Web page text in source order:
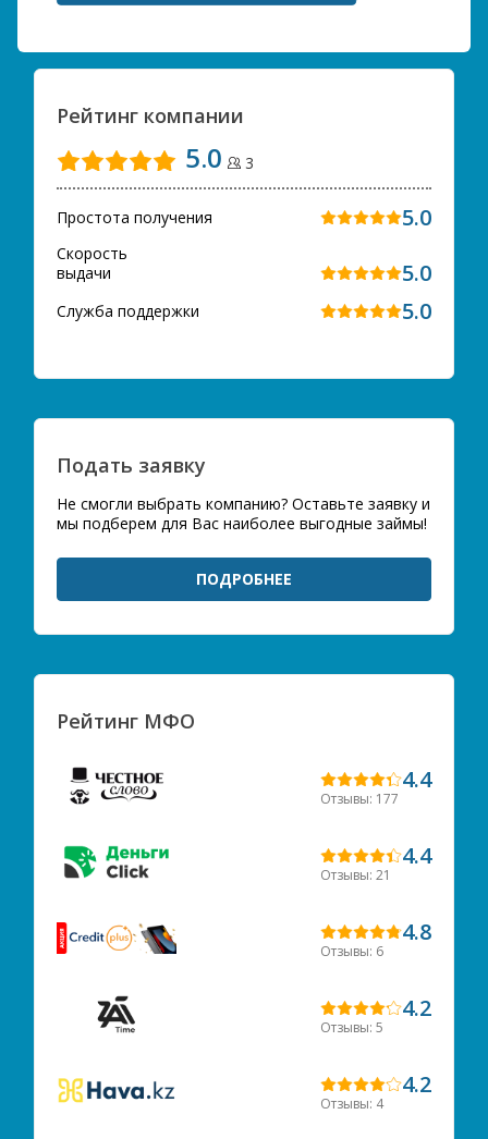
Рейтинг компании
5.0 3
Простота получения 5.0
Скорость
выдачи
5.0
Служба поддержки 5.0
Подать заявку
Не смогли выбрать компанию? Оставьте заявку и
мы подберем для Вас наиболее выгодные займы!
ПОДРОБНЕЕ
Рейтинг МФО
4.4
Отзывы: 177
4.4
Отзывы: 21
4.8
Отзывы: 6
4.2
Отзывы: 5
4.2
Отзывы: 4